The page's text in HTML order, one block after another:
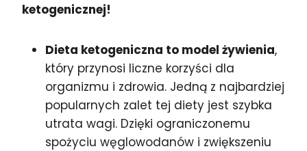
ketogenicznej!
Dieta ketogeniczna to model żywienia,
który przynosi liczne korzyści dla
organizmu i zdrowia. Jedną z najbardziej
popularnych zalet tej diety jest szybka
utrata wagi. Dzięki ograniczonemu
spożyciu węglowodanów i zwiększeniu